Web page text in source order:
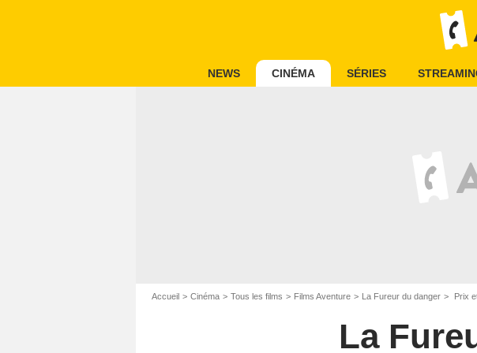
NEWS CINÉMA SÉRIES
Accueil Cinéma Tous les films Films Aventure La Fureur du danger Prix
La